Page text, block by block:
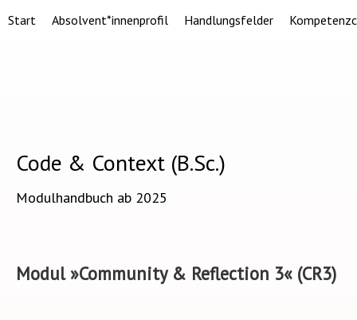
Start Absolvent*innenprofil Handlungsfelder
Code & Context (B.Sc.)
Modulhandbuch ab 2025
Modul »Community & Reflection 3« (CR3)